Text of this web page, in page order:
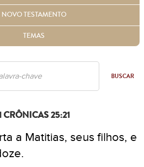
NOVO TESTAMENTO
TEMAS
BUSCAR
CRÔNICAS 25:21
a Matitias, seus filhos, e